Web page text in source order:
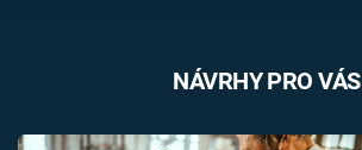
NÁVRHY PRO VÁS